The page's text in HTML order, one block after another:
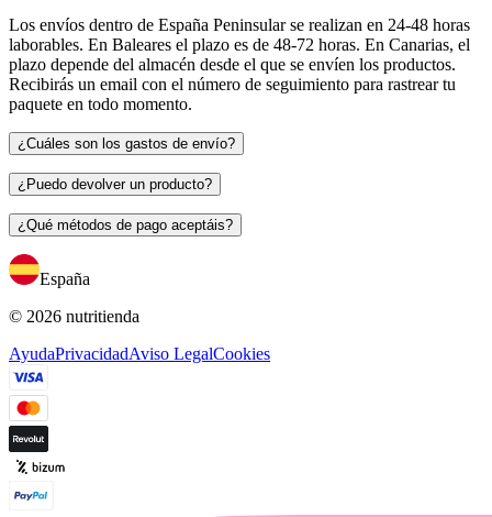
Los envíos dentro de España Peninsular se realizan en 24-48 horas
laborables. En Baleares el plazo es de 48-72 horas. En Canarias, el
plazo depende del almacén desde el que se envíen los productos.
Recibirás un email con el número de seguimiento para rastrear tu
paquete en todo momento.
¿Cuáles son los gastos de envío?
¿Puedo devolver un producto?
¿Qué métodos de pago aceptáis?
España
© 2026 nutritienda
AyudaPrivacidadAviso LegalCookies